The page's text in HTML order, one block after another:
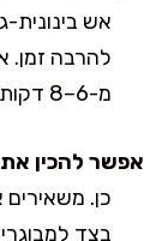
אש
להרבה זמן.
מ-6–8 דקות בסך הכול.
אפשר להכין
כן. משאירים
בצד